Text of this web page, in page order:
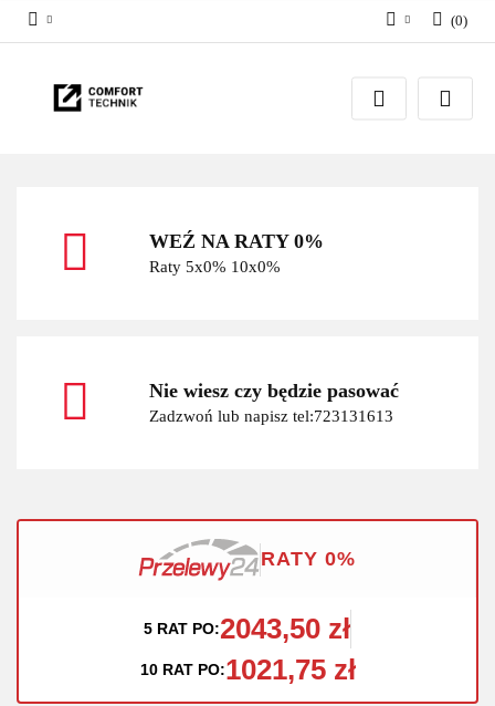
Zaloguj się
Zarejestruj się
(0)
WEŹ NA RATY 0%
Raty 5x0% 10x0%
Nie wiesz czy będzie pasować
Zadzwoń lub napisz tel:723131613
RATY 0%
5 RAT PO:2043,50 zł
10 RAT PO:1021,75 zł